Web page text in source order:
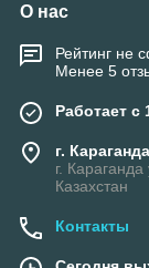
О нас
Рейтинг не
Менее 5
Работает с
г. Караганда
г.
Казахстан
Контакты